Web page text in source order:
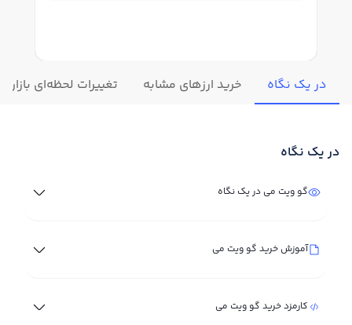
در یک نگاه خرید ارزهای مشابه تغییرات لحظه‌ای
در یک نگاه
گو ویت می در یک نگاه
آموزش خرید گو ویت می
کارمزد خرید گو ویت می